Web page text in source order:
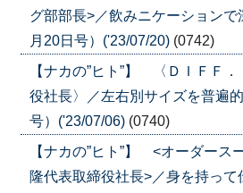
グ部部長>／飲みニケーション
月20日号）('23/07/20) (0742)
【ナカの”ヒト”】 〈ＤＩＦＦ
役社長〉／左右別サイズを普遍
号）('23/07/06) (0740)
【ナカの”ヒト”】 <オーダー
隆代表取締役社長>／身を持っ